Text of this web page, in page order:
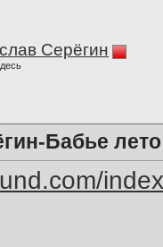
Серёгин
Бабье лето